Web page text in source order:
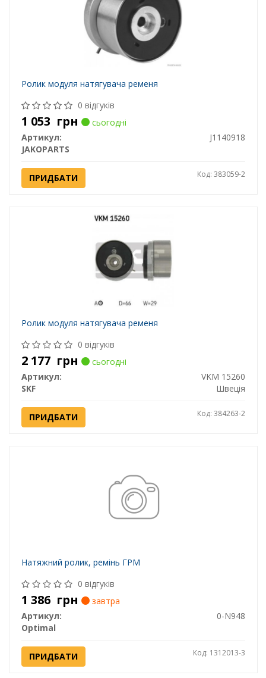
Ролик модуля натягувача ременя
0 відгуків
1 053 грн
сьогодні
Артикул:
J1140918
JAKOPARTS
ПРИДБАТИ Код: 383059-2
Ролик модуля натягувача ременя
0 відгуків
2 177 грн
сьогодні
Артикул:
VKM 15260
SKF
Швеція
ПРИДБАТИ Код: 384263-2
Натяжний ролик, ремінь ГРМ
0 відгуків
1 386 грн
завтра
Артикул:
0-N948
Optimal
ПРИДБАТИ Код: 1312013-3